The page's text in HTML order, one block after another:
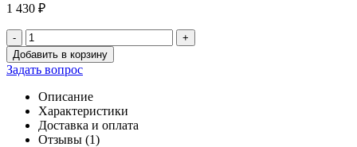
1 430 ₽
- +
Количество
товара
Модуль
управления
светотехникой
Патриот
471.3769/142.3769
Добавить в корзину
Задать вопрос
Описание
Характеристики
Доставка и оплата
Отзывы (1)